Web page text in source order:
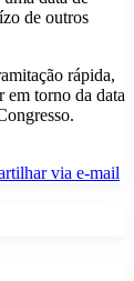
de outros
rápida,
em torno da data
via e-mail